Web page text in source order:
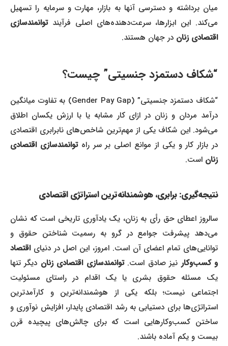
میان برداشته و دسترسی آنها به بازار، مهارت و سرمایه را تسهیل
می‌کند. این ابزارها، سرعت‌دهنده‌های اصلی فرآیندتوانمندسازی
اقتصادی زنان در جهان هستند.
“شکاف دستمزد جنسیتی” چیست؟
“شکاف دستمزد جنسیتی” (Gender Pay Gap) به تفاوت میانگین
درآمد مردان و زنان در ازای کار مشابه یا با ارزش یکسان اطلاق
می‌شود. این شکاف یکی از مهم‌ترین شاخص‌های نابرابری اقتصادی
در بازار کار و یکی از موانع اصلی بر سر راهتوانمندسازی اقتصادی
زنان است.
نتیجه‌گیری: برابری، هوشمندانه‌ترین استراتژی اقتصادی
سالروز اعطای حق رأی به زنان، یک یادآوری تاریخی است که نشان
می‌دهد پیشرفت جوامع در گرو به رسمیت شناختن حقوق و
توانایی‌های تمام اعضای آن است. امروز، این اصل در دنیایاقتصاد
و کسب‌وکارنیز صادق است.توانمندسازی اقتصادی زنان دیگر تنها
یک مسئله حقوق بشری یا یک اقدام در راستای مسئولیت
اجتماعی نیست؛ بلکه یکی از هوشمندانه‌ترین و کارآمدترین
استراتژی‌ها برای دستیابی به رشد اقتصادی پایدار، افزایش نوآوری و
ساختن کسب‌وکارهایی است که برای چالش‌های پیچیده قرن
بیست و یکم آماده باشند.